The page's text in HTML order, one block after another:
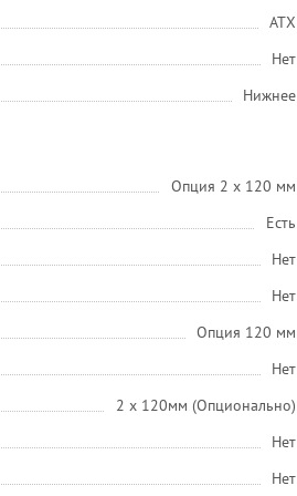
ATX
Нет
Нижнее
Опция 2 х 120 мм
Есть
Нет
Нет
Опция 120 мм
Нет
2 x 120мм (Опционально)
Нет
Нет